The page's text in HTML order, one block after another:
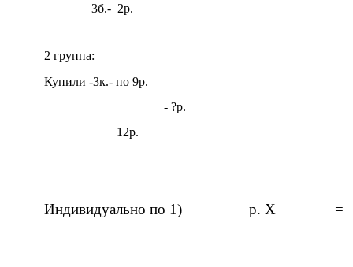
3б.- 2р.
2 группа:
Купили -3к.- по 9р.
- ?р.
12р.
Индивидуально по 1) р. Х =